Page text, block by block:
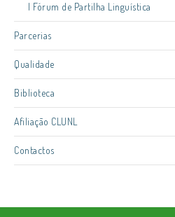
I Fórum de Partilha Linguística
Parcerias
Qualidade
Biblioteca
Afiliação CLUNL
Contactos